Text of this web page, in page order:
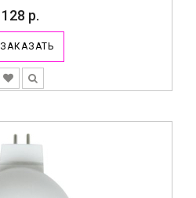
128 р.
ЗАКАЗАТЬ